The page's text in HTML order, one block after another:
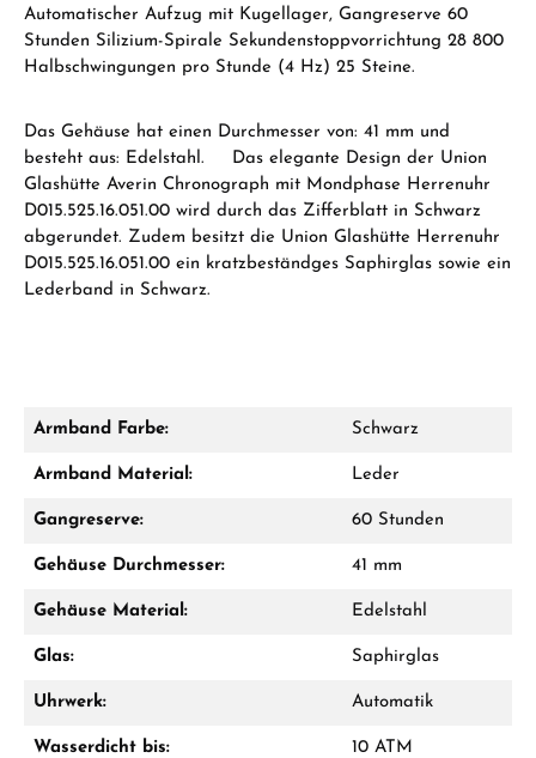
Automatischer Aufzug mit Kugellager, Gangreserve 60
Stunden Silizium-Spirale Sekundenstoppvorrichtung 28 800
Halbschwingungen pro Stunde (4 Hz) 25 Steine.
Das Gehäuse hat einen Durchmesser von: 41 mm und
besteht aus: Edelstahl. Das elegante Design der Union
Glashütte Averin Chronograph mit Mondphase Herrenuhr
D015.525.16.051.00 wird durch das Zifferblatt in Schwarz
abgerundet. Zudem besitzt die Union Glashütte Herrenuhr
D015.525.16.051.00 ein kratzbeständges Saphirglas sowie ein
Lederband in Schwarz.
Armband Farbe: Schwarz
Armband Material: Leder
Gangreserve: 60 Stunden
Gehäuse Durchmesser: 41 mm
Gehäuse Material: Edelstahl
Glas: Saphirglas
Uhrwerk: Automatik
Wasserdicht bis: 10 ATM